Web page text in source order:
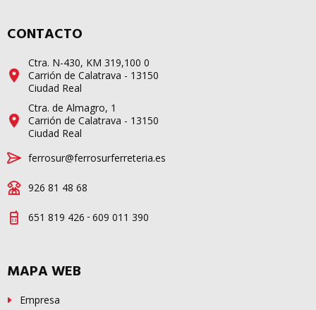
CONTACTO
Ctra. N-430, KM 319,100 0
Carrión de Calatrava - 13150
Ciudad Real
Ctra. de Almagro, 1
Carrión de Calatrava - 13150
Ciudad Real
ferrosur@ferrosurferreteria.es
926 81 48 68
651 819 426 - 609 011 390
MAPA WEB
Empresa